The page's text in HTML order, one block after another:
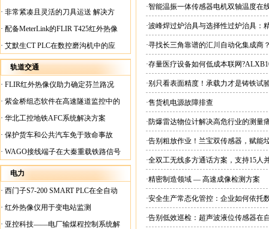
工厂内完美配合
· 非常紧凑且灵活的刀具运送 解决方
案
· 配备MeterLink的FLIR T425红外热像
仪帮助Medite Europe Ltd加快红外检测
工作速度
· 艾默生CT PLC在数控磨沟机中的应
用
轨道交通
· FLIR红外热像仪助力确定芬兰路况
· 紫金桥组态软件在高速隧道监控中的
应用
· 华北工控地铁AFC系统解决方案
· 保护货车和公共汽车免于致命事故
· WAGO接线端子在大秦重载铁路信号
楼设备中的应用
电力
· 西门子S7-200 SMART PLC在全自动
蓄电池短路内阻检测机上的应用
· 红外热像仪用于变电站监测
· 亚控科技——电厂输煤程控制系统解
·智能温振一体传感器电机双轴温度在
·波峰焊过炉治具与选择性过炉治具：
·寻找长三角靠谱的汇川自动化集成商
能”？
·存量医疗设备如何低成本联网
·别只看表面精度！承载力才是铸铁试
·售货机电源故障排查
·防爆雷达物位计解决高危行业的测量
·告别粗放作业！兰宝双传感器，赋能
·全双工无线多方通话方案，支持15人
·精密制造领域 — 高速成像检测方案
·安全生产常态化管控：企业如何依托
·告别低效巡检：超声波液位传感器在